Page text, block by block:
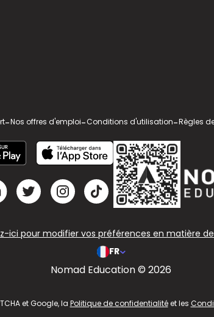
-Nos offres d'emploi-Conditions d'utilisation-Règles
ici pour modifier vos préférences en matière
FR
Nomad Education © 2026
et Google, la Politique de confidentialitéet les